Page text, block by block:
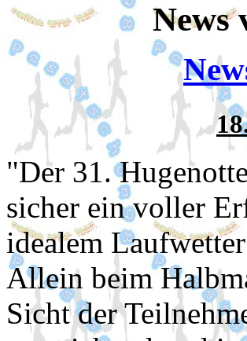
News
"Der 31.
sicher ein voller
idealem
Allein beim
Sicht der